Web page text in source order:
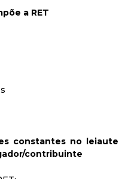
a RET
constantes no
contribuinte